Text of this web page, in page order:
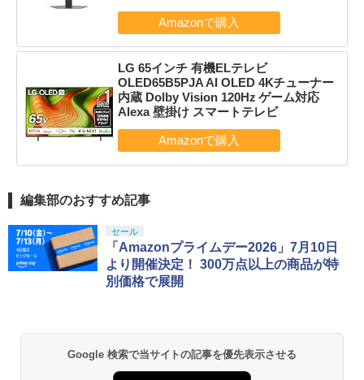
LG 65インチ 有機ELテレビ
OLED65B5PJA AI OLED 4Kチューナー
内蔵 Dolby Vision 120Hz ゲーム対応
Alexa 壁掛け スマートテレビ
編集部のおすすめ記事
セール
「Amazonプライムデー2026」7月10日
より開催決定！ 300万点以上の商品が特
別価格で展開
Google 検索で当サイトの記事を優先表示させる